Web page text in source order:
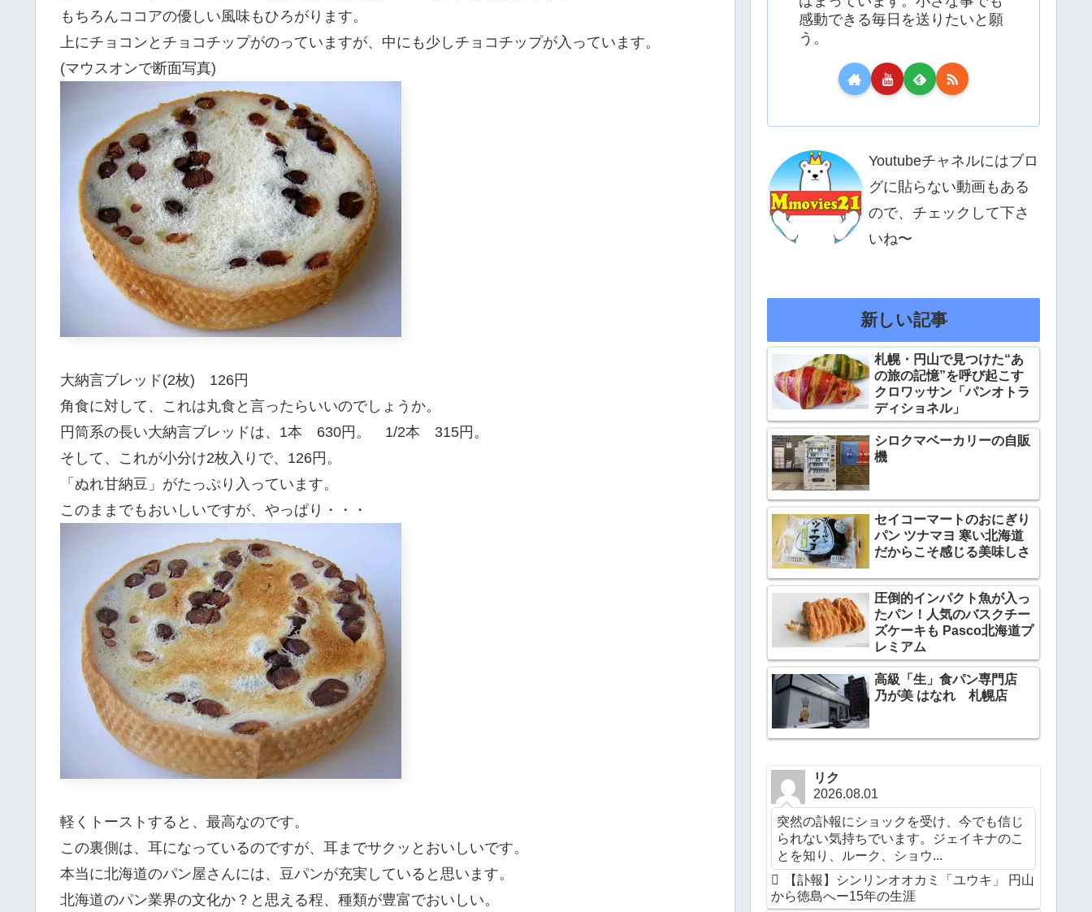
もちろんココアの優しい風味もひろがります。
上にチョコンとチョコチップがのっていますが、中にも少しチョコチップが入っています。
(マウスオンで断面写真)
大納言ブレッド(2枚) 126円
角食に対して、これは丸食と言ったらいいのでしょうか。
円筒系の長い大納言ブレッドは、1本 630円。 1/2本 315円。
そして、これが小分け2枚入りで、126円。
「ぬれ甘納豆」がたっぷり入っています。
このままでもおいしいですが、やっぱり・・・
軽くトーストすると、最高なのです。
この裏側は、耳になっているのですが、耳までサクッとおいしいです。
本当に北海道のパン屋さんには、豆パンが充実していると思います。
北海道のパン業界の文化か？と思える程、種類が豊富でおいしい。
感動できる毎日を送りたいと願
う。
Youtubeチャネルにはブロ
グに貼らない動画もある
ので、チェックして下さ
いね〜
新しい記事
札幌・円山で見つけた“あ
の旅の記憶”を呼び起こす
クロワッサン「パンオトラ
ディショネル」
シロクマベーカリーの自販
機
セイコーマートのおにぎり
パン ツナマヨ 寒い北海道
だからこそ感じる美味しさ
圧倒的インパクト魚が入っ
たパン！人気のバスクチー
ズケーキも Pasco北海道プ
レミアム
高級「生」食パン専門店
乃が美 はなれ 札幌店
リク
2026.08.01
突然の訃報にショックを受け、今でも信じ
られない気持ちでいます。ジェイキナのこ
とを知り、ルーク、ショウ...
【訃報】シンリンオオカミ「ユウキ」 円山
から徳島へー15年の生涯